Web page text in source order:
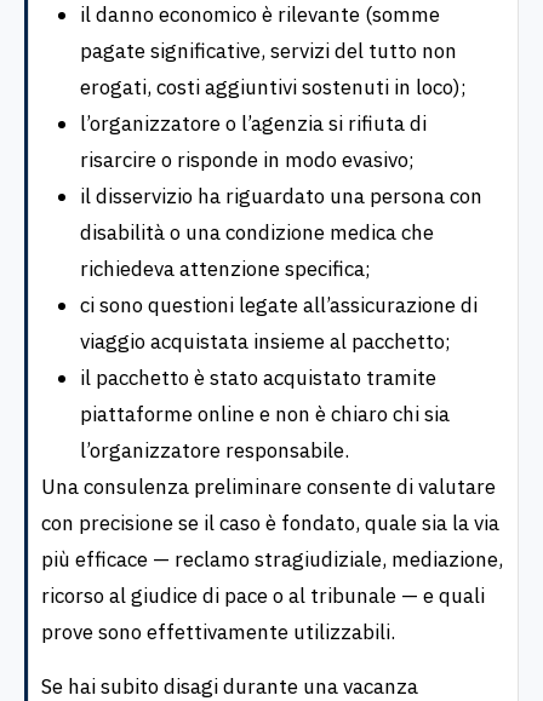
il danno economico è rilevante (somme
pagate significative, servizi del tutto non
erogati, costi aggiuntivi sostenuti in loco);
l’organizzatore o l’agenzia si rifiuta di
risarcire o risponde in modo evasivo;
il disservizio ha riguardato una persona con
disabilità o una condizione medica che
richiedeva attenzione specifica;
ci sono questioni legate all’assicurazione di
viaggio acquistata insieme al pacchetto;
il pacchetto è stato acquistato tramite
piattaforme online e non è chiaro chi sia
l’organizzatore responsabile.
Una consulenza preliminare consente di valutare
con precisione se il caso è fondato, quale sia la via
più efficace — reclamo stragiudiziale, mediazione,
ricorso al giudice di pace o al tribunale — e quali
prove sono effettivamente utilizzabili.
Se hai subito disagi durante una vacanza